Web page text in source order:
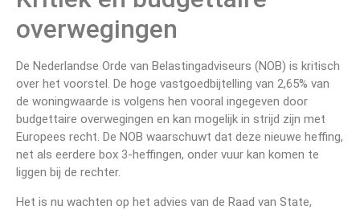
overwegingen
De Nederlandse Orde van Belastingadviseurs (NOB) is kritisch
over het voorstel. De hoge vastgoedbijtelling van 2,65% van
de woningwaarde is volgens hen vooral ingegeven door
budgettaire overwegingen en kan mogelijk in strijd zijn met
Europees recht. De NOB waarschuwt dat deze nieuwe heffing,
net als eerdere box 3-heffingen, onder vuur kan komen te
liggen bij de rechter.
Het is nu wachten op het advies van de Raad van State,